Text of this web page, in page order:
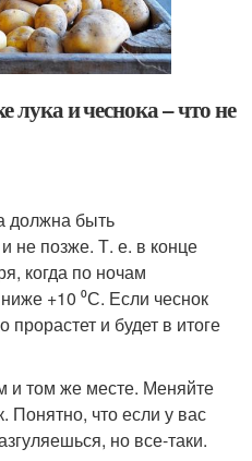
лука и чеснока – что не
должна быть
не позже. Т. е. в конце
когда по ночам
+10 ⁰С. Если чеснок
прорастет и будет в итоге
и том же месте. Меняйте
Понятно, что если у вас
но все-таки.